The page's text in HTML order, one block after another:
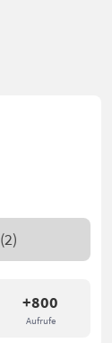
+800
Aufrufe
(2)